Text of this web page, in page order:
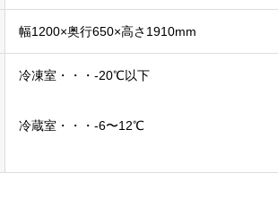
幅1200×奥行650×高さ1910mm
冷凍室・・・-20℃以下
冷蔵室・・・-6〜12℃